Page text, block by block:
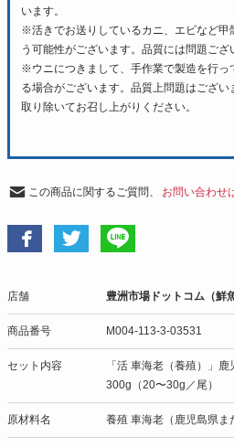
います。
※活きでお送りしているカニ、エビなど甲
う可能性がございます。品質には問題ござ
※ウニにつきまして、手作業で製造を行っ
る場合がございます。品質上問題はござ
取り除いてお召し上がりください。
この商品に関するご質問、 お問い合わせ
店舗 豊洲市場ドットコム（鮮
商品番号 M004-113-3-03531
セット内容
「活 車海老（養殖）」
300g（20〜30g／尾）
原材料名 養殖 車海老（鹿児島県ま